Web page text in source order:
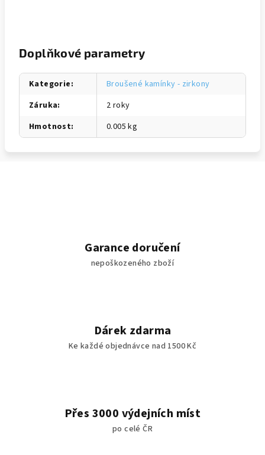
Doplňkové parametry
Kategorie:
Broušené kamínky - zirkony
Záruka:
2 roky
Hmotnost: 0.005 kg
Garance doručení
nepoškozeného zboží
Dárek zdarma
Ke každé objednávce nad 1500 Kč
Přes 3000 výdejních míst
po celé ČR